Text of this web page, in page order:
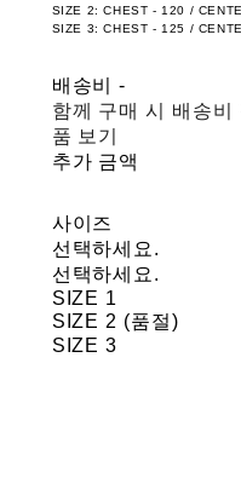
SIZE 2: CHEST - 120 /
SIZE 3: CHEST - 125 /
배송비-
함께 구매 시 배송비
품 보기
추가 금액
사이즈
선택하세요.
선택하세요.
SIZE 1
SIZE 2 (품절)
SIZE 3